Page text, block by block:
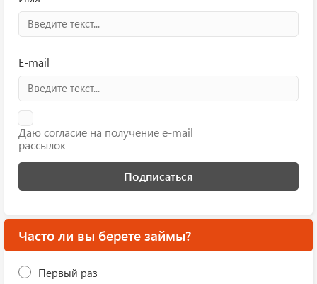
E-mail
Даю согласие на получение e-mail
рассылок
Подписаться
Часто ли вы берете займы?
Первый раз